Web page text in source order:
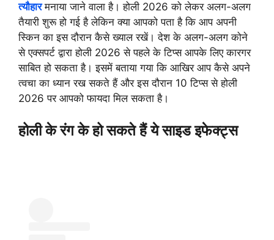
त्यौहार मनाया जाने वाला है। होली 2026 को लेकर अलग-अलग
तैयारी शुरू हो गई है लेकिन क्या आपको पता है कि आप अपनी
स्किन का इस दौरान कैसे ख्याल रखें। देश के अलग-अलग कोने
से एक्सपर्ट द्वारा होली 2026 से पहले के टिप्स आपके लिए कारगर
साबित हो सकता है। इसमें बताया गया कि आखिर आप कैसे अपने
त्वचा का ध्यान रख सकते हैं और इस दौरान 10 टिप्स से होली
2026 पर आपको फायदा मिल सकता है।
होली के रंग के हो सकते हैं ये साइड इफेक्ट्स